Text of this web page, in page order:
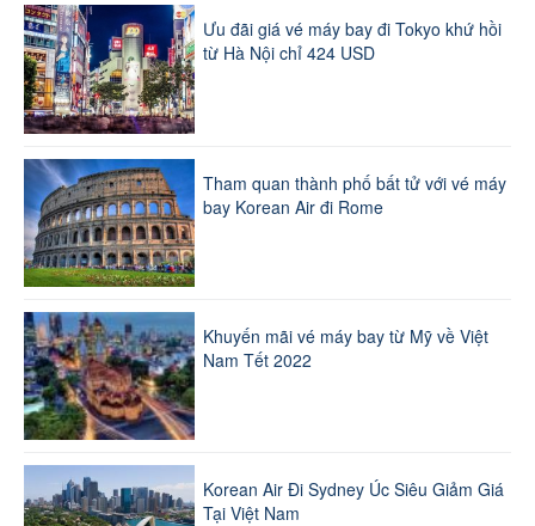
Ưu đãi giá vé máy bay đi Tokyo khứ hồi
từ Hà Nội chỉ 424 USD
Tham quan thành phố bất tử với vé máy
bay Korean Air đi Rome
Khuyến mãi vé máy bay từ Mỹ về Việt
Nam Tết 2022
Korean Air Đi Sydney Úc Siêu Giảm Giá
Tại Việt Nam